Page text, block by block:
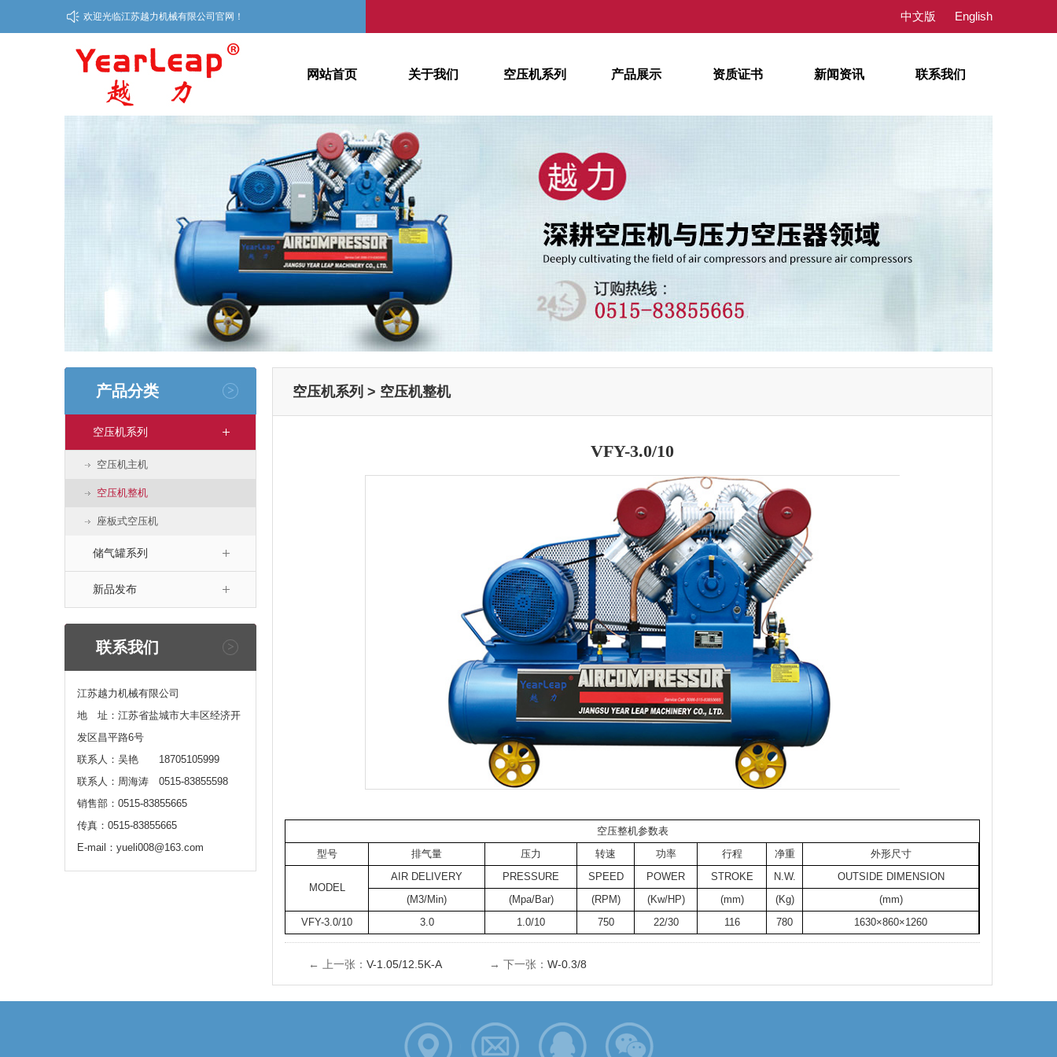
欢迎光临江苏越力机械有限公司官网！ 中文版 English
网站首页 关于我们
企业文化
空压机系列 产品展示
储气罐系列
资质证书 新闻资讯 联系我们
产品分类
空压机系列
空压机主机
空压机整机
座板式空压机
储气罐系列
新品发布
联系我们
江苏越力机械有限公司
地 址：江苏省盐城市大丰区经济开
发区昌平路6号
联系人：吴艳 18705105999
联系人：周海涛 0515-83855598
销售部：0515-83855665
传真：0515-83855665
E-mail：yueli008@163.com
空压机系列 > 空压机整机
VFY-3.0/10
空压整机参数表
型号
排气量 压力 转速 功率 行程 净重 外形尺寸
MODEL
AIR DELIVERY PRESSURE SPEED POWER STROKE N.W.
OUTSIDE DIMENSION
(M3/Min)
(Mpa/Bar) (RPM) (Kw/HP) (mm) (Kg)
(mm)
VFY-3.0/10
3.0 1.0/10 750 22/30 116 780 1630×860×1260
← 上一张： V-1.05/12.5K-A → 下一张： W-0.3/8